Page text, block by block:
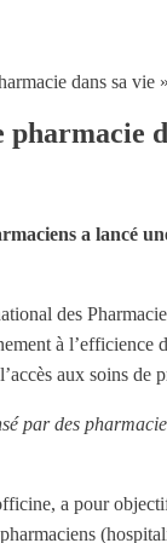
dans sa vie »
a lancé
des
à l’efficience
aux soins de
par des
a pour